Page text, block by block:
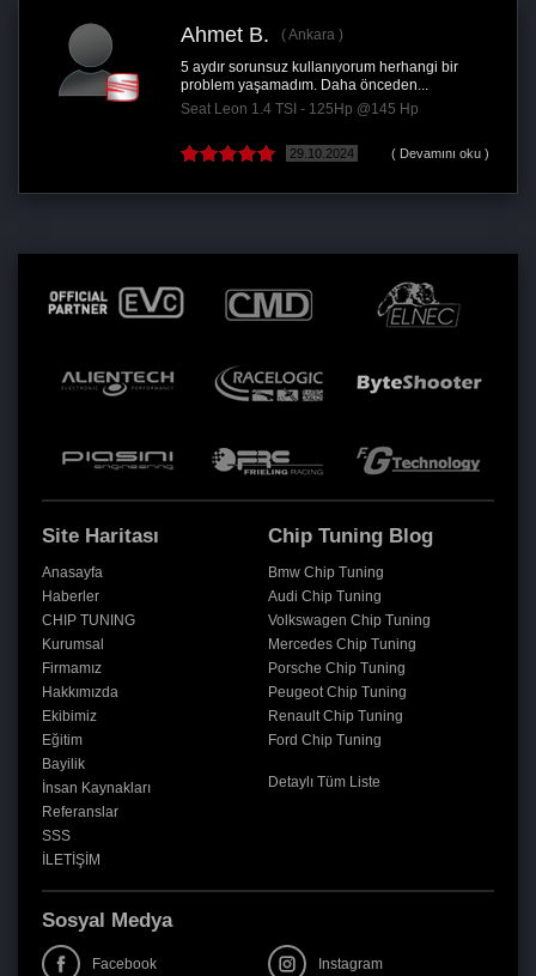
B.
Ankara
aydır sorunsuz kullanıyorum herhangi bir
yaşamadım. Daha önceden...
Leon 1.4 TSI - 125Hp @145 Hp
( Devamını oku )
Site Haritası
Anasayfa
Haberler
CHIP TUNING
Kurumsal
Firmamız
Hakkımızda
Ekibimiz
Eğitim
Bayilik
İnsan Kaynakları
Referanslar
SSS
İLETİŞİM
Chip Tuning Blog
Bmw Chip Tuning
Audi Chip Tuning
Volkswagen Chip Tuning
Mercedes Chip Tuning
Porsche Chip Tuning
Peugeot Chip Tuning
Renault Chip Tuning
Ford Chip Tuning
Detaylı Tüm Liste
Sosyal Medya
Facebook Instagram